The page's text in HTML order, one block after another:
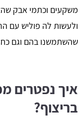
משקעים וכתמי אבק
ולעשות לה פוליש עם
שהשתמשנו בהם וגם
איך נפטרים
בריצוף?